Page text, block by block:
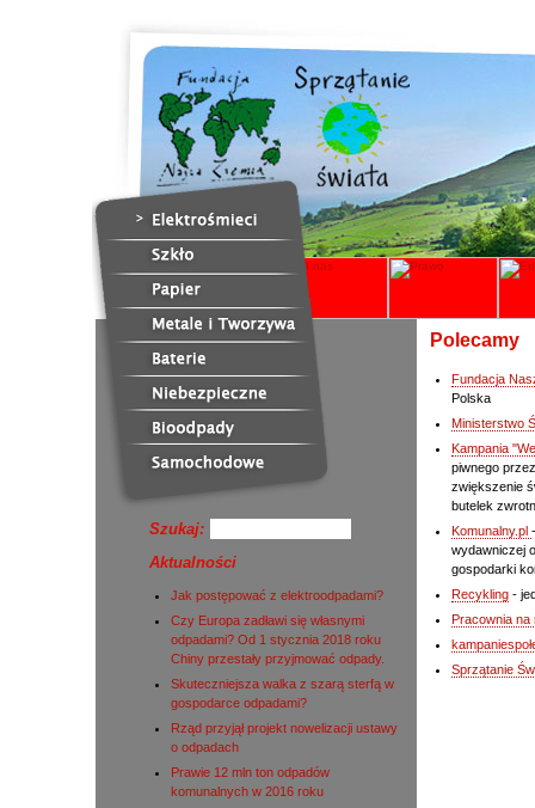
Szukaj:
Aktualności
Jak postępować z elektroodpadami?
Czy Europa zadławi się własnymi
odpadami? Od 1 stycznia 2018 roku
Chiny przestały przyjmować odpady.
Skuteczniejsza walka z szarą sterfą w
gospodarce odpadami?
Rząd przyjął projekt nowelizacji ustawy
o odpadach
Prawie 12 mln ton odpadów
komunalnych w 2016 roku
Polecamy
Fundacja
Polska
Ministerstwo
Kampania
piwnego
zwiększenie
butelek
Komunalny.pl
wydawniczej
gospodarki
Recykling -
Pracownia
Sprzątanie